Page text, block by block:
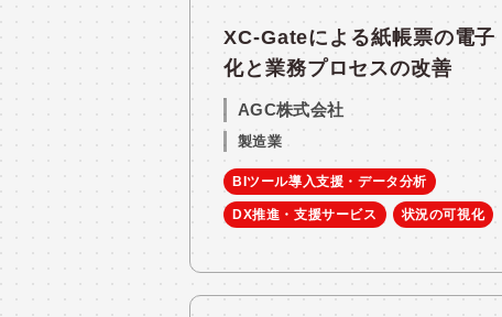
XC-Gateによる紙帳票の電子
化と業務プロセスの改善
AGC株式会社
製造業
BIツール導入支援・データ分析
DX推進・支援サービス 状況の可視化